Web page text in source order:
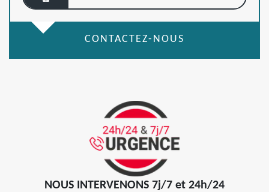
CONTACTEZ-NOUS
NOUS INTERVENONS 7j/7 et 24h/24